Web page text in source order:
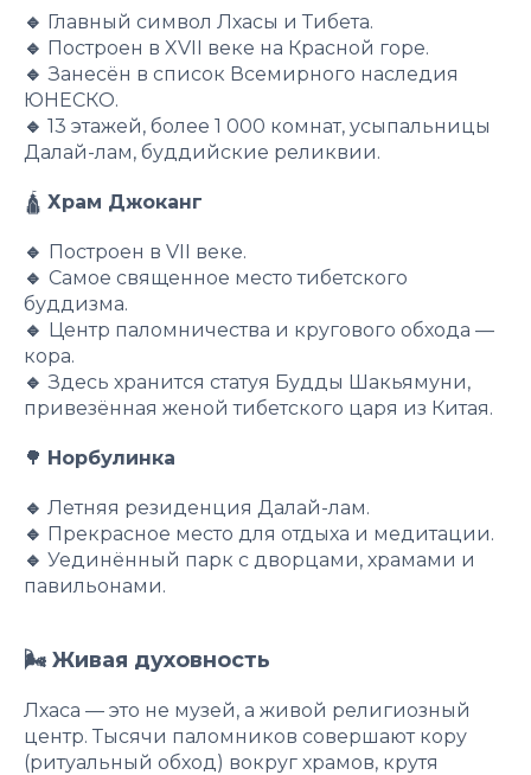
🔹 Главный символ Лхасы и Тибета.
🔹 Построен в XVII веке на Красной горе.
🔹Занесён в список Всемирного наследия
ЮНЕСКО.
🔹 13 этажей, более 1 000 комнат, усыпальницы
Далай-лам, буддийские реликвии.
🛕 Храм Джоканг
🔹 Построен в VII веке.
🔹 Самое священное место тибетского
буддизма.
🔹 Центр паломничества и кругового обхода —
кора.
🔹Здесь хранится статуя Будды Шакьямуни,
привезённая женой тибетского царя из Китая.
🌳 Норбулинка
🔹 Летняя резиденция Далай-лам.
🔹 Прекрасное место для отдыха и медитации.
🔹 Уединённый парк с дворцами, храмами и
павильонами.
🌬 Живая духовность
Лхаса — это не музей, а живой религиозный
центр. Тысячи паломников совершают кору
(ритуальный обход) вокруг храмов, крутя